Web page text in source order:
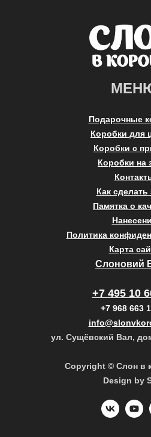
Подарочные
Коробки для
Коробки с
Коробки на
Как сделать
Памятка о
Политика
Карта
Слоновий
+7 495 10
+7 968 663
ул. Сущёвский Вал,
Copyright © Слон в
Design by